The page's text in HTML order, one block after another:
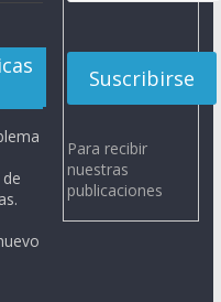
Para recibir
nuestras
publicaciones